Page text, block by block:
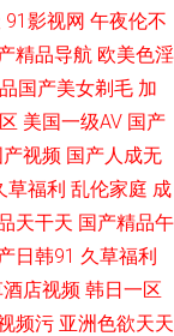
片 欧美性交精品片 三
频 黄色性交闷 bt资源
产91啪啪在线 黑丝美
AV久久资源AV 微拍
视频网站入口 五月订
91影视网 午夜伦不
精品导航 欧美色淫
国产美女剃毛 加
美国一级AV 国产
视频 国产人成无
草福利 乱伦家庭 成
天干天 国产精品午
日韩91 久草福利
店视频 韩日一区
频污 亚洲色欲天天